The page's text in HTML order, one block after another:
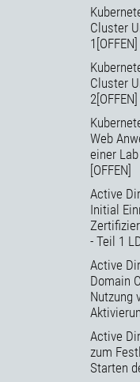
Cluster
1[OFFEN]
Cluster
2[OFFEN]
Web
einer
[OFFEN]
Active
Initial
- Teil 1
Active
Domain
Nutzung
Active
zum
Starten